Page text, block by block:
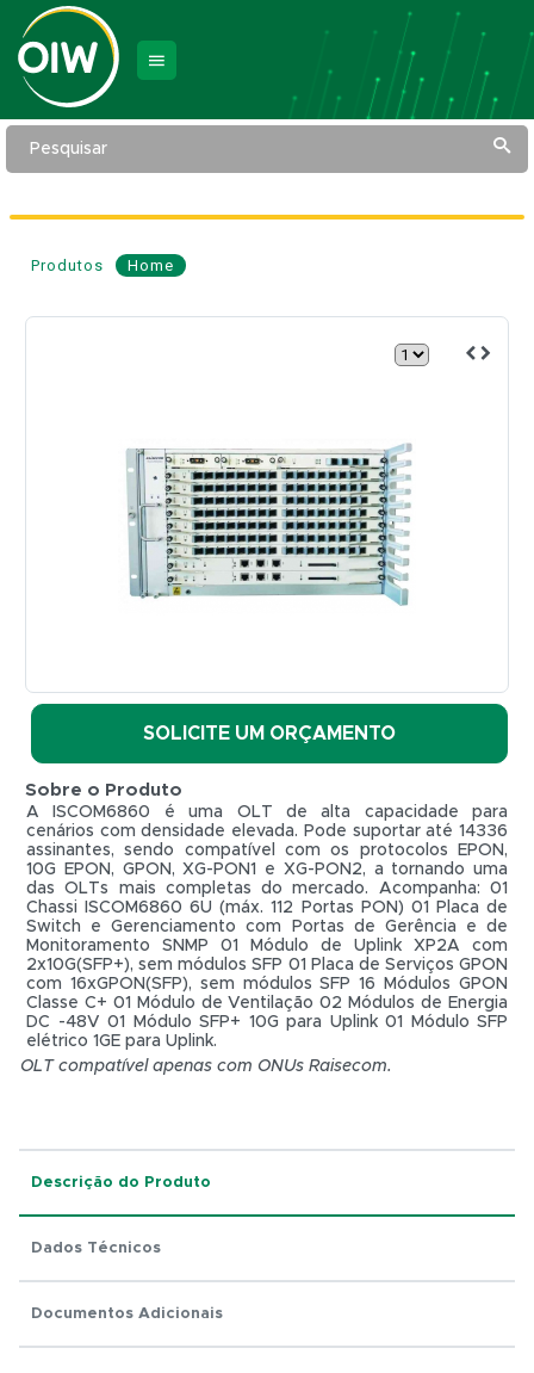
Pesquisar
Home
Produtos
OLT
10G,
DC
-
RAISECOM
REF.
ISCOM6860
RAISECOM
SOLICITE UM ORÇAMENTO
R$ 0,01
Total:
R$ 0,01
Sobre o Produto
A ISCOM6860 é uma OLT de alta capacidade para
cenários com densidade elevada. Pode suportar até 14336
assinantes, sendo compatível com os protocolos EPON,
10G EPON, GPON, XG-PON1 e XG-PON2, a tornando uma
das OLTs mais completas do mercado. Acompanha: 01
Chassi ISCOM6860 6U (máx. 112 Portas PON) 01 Placa de
Switch e Gerenciamento com Portas de Gerência e de
Monitoramento SNMP 01 Módulo de Uplink XP2A com
2x10G(SFP+), sem módulos SFP 01 Placa de Serviços GPON
com 16xGPON(SFP), sem módulos SFP 16 Módulos GPON
Classe C+ 01 Módulo de Ventilação 02 Módulos de Energia
DC -48V 01 Módulo SFP+ 10G para Uplink 01 Módulo SFP
elétrico 1GE para Uplink.
OLT compatível apenas com ONUs Raisecom.
Descrição do Produto
Dados Técnicos
Documentos Adicionais